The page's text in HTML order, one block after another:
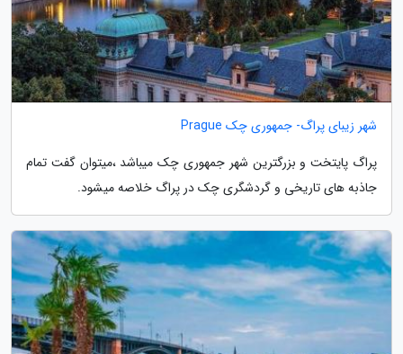
شهر زیبای پراگ- جمهوری چک Prague
پراگ پایتخت و بزرگترین شهر جمهوری چک میباشد ،میتوان گفت تمام
جاذبه های تاریخی و گردشگری چک در پراگ خلاصه میشود.